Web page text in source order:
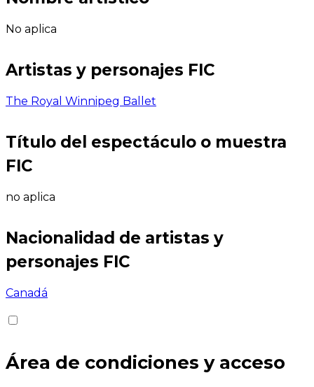
No aplica
Artistas y personajes FIC
The Royal Winnipeg Ballet
Título del espectáculo o muestra
FIC
no aplica
Nacionalidad de artistas y
personajes FIC
Canadá
Área de condiciones y acceso